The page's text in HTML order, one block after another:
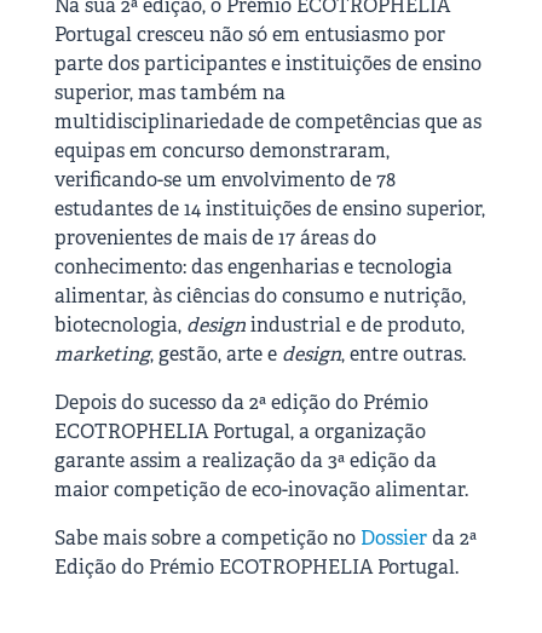
Na sua 2ª edição, o Prémio ECOTROPHELIA
Portugal cresceu não só em entusiasmo por
parte dos participantes e instituições de ensino
superior, mas também na
multidisciplinariedade de competências que as
equipas em concurso demonstraram,
verificando-se um envolvimento de 78
estudantes de 14 instituições de ensino superior,
provenientes de mais de 17 áreas do
conhecimento: das engenharias e tecnologia
alimentar, às ciências do consumo e nutrição,
biotecnologia, designindustrial e de produto,
marketing, gestão, arte e design, entre outras.
Depois do sucesso da 2ª edição do Prémio
ECOTROPHELIA Portugal, a organização
garante assim a realização da 3ª edição da
maior competição de eco-inovação alimentar.
Sabe mais sobre a competição no Dossierda 2ª
Edição do Prémio ECOTROPHELIA Portugal.